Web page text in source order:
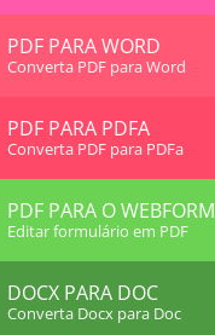
PDF PARA WORD
Converta PDF para Word
PDF PARA PDFA
Converta PDF para PDFa
PDF PARA O WEBFORM
Editar formulário em PDF
DOCX PARA DOC
Converta Docx para Doc